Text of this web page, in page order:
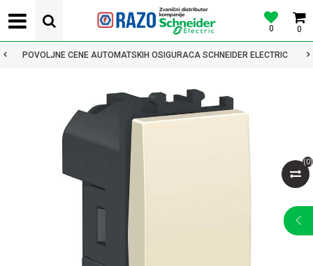
0
0
POVOLJNE CENE AUTOMATSKIH OSIGURACA SCHNEIDER ELECTRIC
(0)